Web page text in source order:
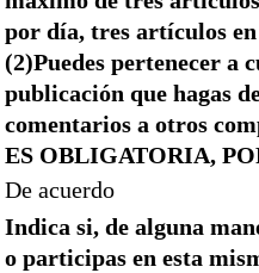
por día, tres artículos en
(2)Puedes pertenecer a
publicación que hagas
comentarios a otros
ES OBLIGATORIA,
De acuerdo
Indica si, de alguna
o participas en esta